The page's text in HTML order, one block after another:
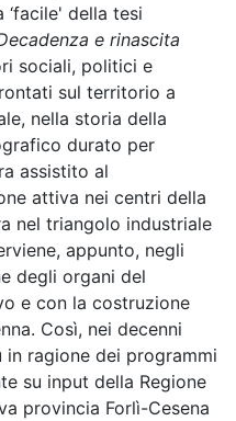
della tesi
e rinascita
sociali, politici e
sul territorio a
nella storia della
durato per
assistito al
attiva nei centri della
nel triangolo industriale
appunto, negli
degli organi del
e con la costruzione
Così, nei decenni
in ragione dei programmi
su input della Regione
provincia Forlì-Cesena